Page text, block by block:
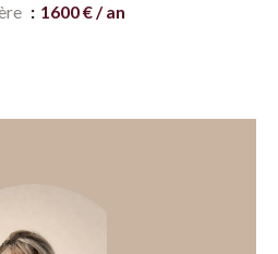
1600 € / an